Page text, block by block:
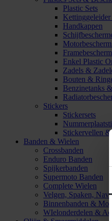
Plastic Sets
Handkappen
Enkel Plastic
Zadels &
Bouten &
Benzinetanks
Stickers
Stickersets
Stickervellen &
Banden & Wielen
Crossbanden
Enduro Banden
Spijkerbanden
Supermoto Banden
Complete Wielen
Velgen, Spaken,
Binnenbanden &
WIelonderdelen &